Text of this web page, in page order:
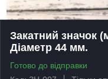
Закатний значок
Діаметр 44 мм.
Готово до відправки